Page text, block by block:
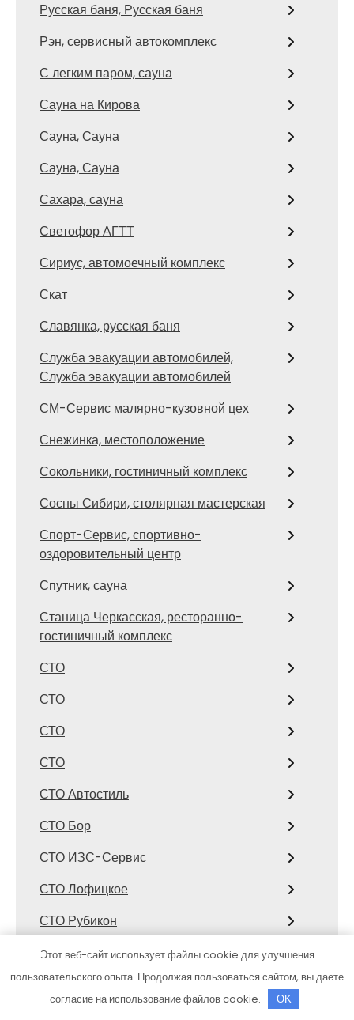
Русская баня, Русская баня
Рэн, сервисный автокомплекс
С легким паром, сауна
Сауна на Кирова
Сауна, Сауна
Сауна, Сауна
Сахара, сауна
Светофор АГТТ
Сириус, автомоечный комплекс
Скат
Славянка, русская баня
Служба эвакуации автомобилей,
Служба эвакуации автомобилей
СМ-Сервис малярно-кузовной цех
Снежинка, местоположение
Сокольники, гостиничный комплекс
Сосны Сибири, столярная мастерская
Спорт-Сервис, спортивно-
оздоровительный центр
Спутник, сауна
Станица Черкасская, ресторанно-
гостиничный комплекс
СТО
СТО
СТО
СТО
СТО Автостиль
СТО Бор
СТО ИЗС-Сервис
СТО Лофицкое
СТО Рубикон
СТО, СТО
СТО, СТО
Этот веб-сайт использует файлы cookie для улучшения
пользовательского опыта. Продолжая пользоваться сайтом, вы даете
согласие на использование файлов cookie.
OK